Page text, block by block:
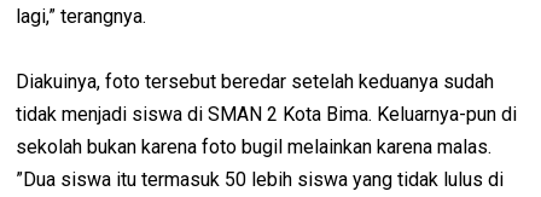
lagi,” terangnya.
Diakuinya, foto tersebut beredar setelah keduanya sudah
tidak menjadi siswa di SMAN 2 Kota Bima. Keluarnya-pun di
sekolah bukan karena foto bugil melainkan karena malas.
”Dua siswa itu termasuk 50 lebih siswa yang tidak lulus di